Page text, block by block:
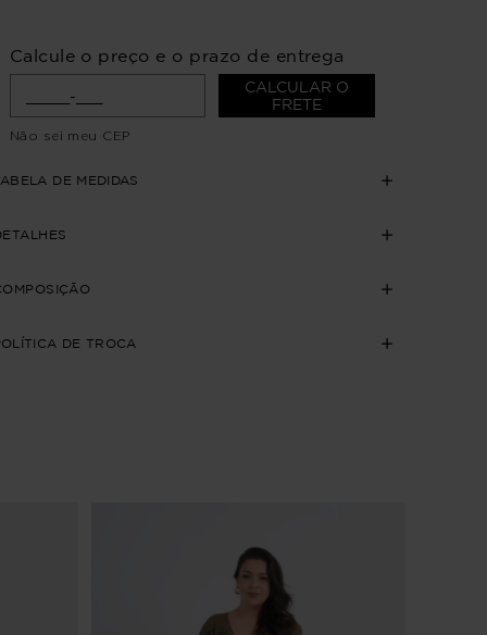
Calcule o preço e o prazo de entrega
CALCULAR O
FRETE
Não sei meu CEP
DE MEDIDAS
DE TROCA